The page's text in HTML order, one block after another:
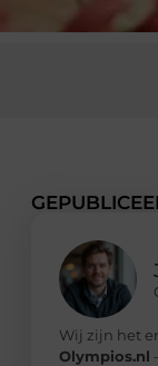
Wij zijn het
Olympios.nl